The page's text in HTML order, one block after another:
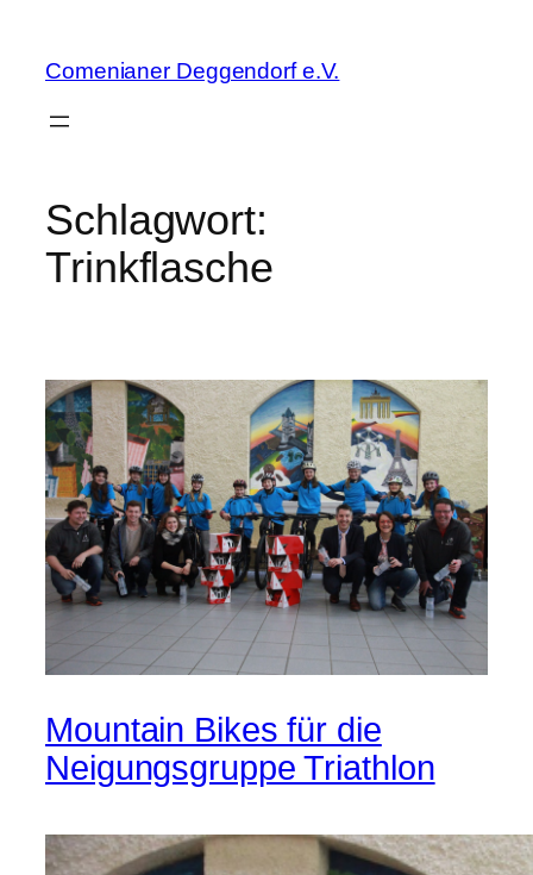
springen
Comenianer Deggendorf e.V.
Schlagwort:
Trinkflasche
Mountain Bikes für die
Neigungsgruppe Triathlon